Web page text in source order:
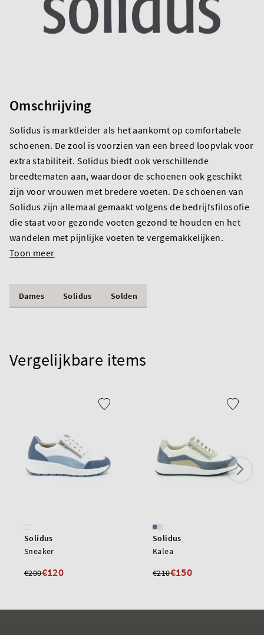
Omschrijving
Solidus is marktleider als het aankomt op comfortabele
schoenen. De zool is voorzien van een breed loopvlak voor
extra stabiliteit. Solidus biedt ook verschillende
breedtematen aan, waardoor de schoenen ook geschikt
zijn voor vrouwen met bredere voeten. De schoenen van
Solidus zijn allemaal gemaakt volgens de bedrijfsfilosofie
die staat voor gezonde voeten gezond te houden en het
wandelen met pijnlijke voeten te vergemakkelijken.
Toon meer
Dames Solidus Solden
Vergelijkbare items
Solidus
Sneaker
€200€120
Solidus
Kalea
€210€150